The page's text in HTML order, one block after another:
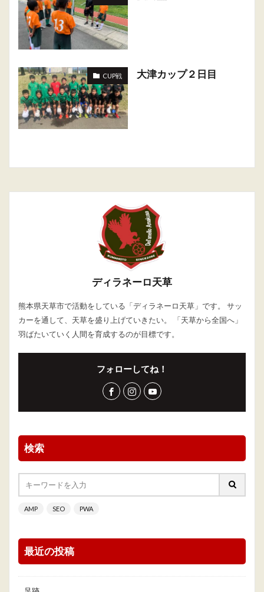
CUP戦 大津カップ２日目
ディラネーロ天草
熊本県天草市で活動をしている「ディラネーロ天草」です。 サッ
カーを通して、天草を盛り上げていきたい。 「天草から全国へ」
羽ばたいていく人間を育成するのが目標です。
フォローしてね！
検索
AMP SEO PWA
最近の投稿